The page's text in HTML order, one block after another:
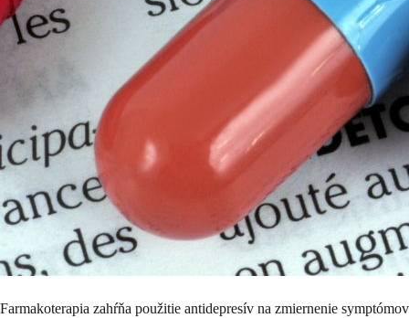
Farmakoterapia zahŕňa použitie antidepresív na zmiernenie symptómov